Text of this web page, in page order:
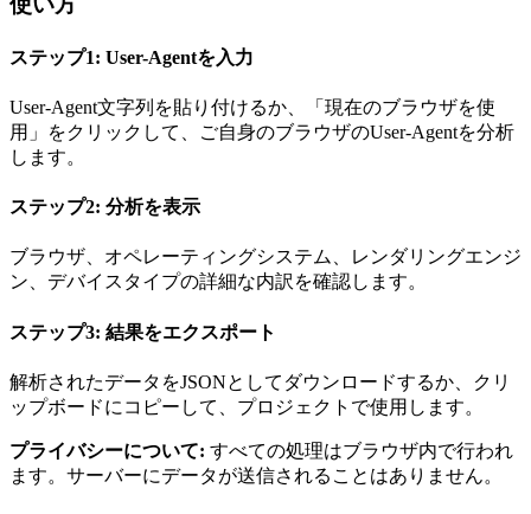
ステップ1: User-Agentを入力
User-Agent文字列を貼り付けるか、「現在のブラウザを使
用」をクリックして、ご自身のブラウザのUser-Agentを分析
します。
ステップ2: 分析を表示
ブラウザ、オペレーティングシステム、レンダリングエンジ
ン、デバイスタイプの詳細な内訳を確認します。
ステップ3: 結果をエクスポート
解析されたデータをJSONとしてダウンロードするか、クリ
ップボードにコピーして、プロジェクトで使用します。
プライバシーについて: すべての処理はブラウザ内で行われ
ます。サーバーにデータが送信されることはありません。